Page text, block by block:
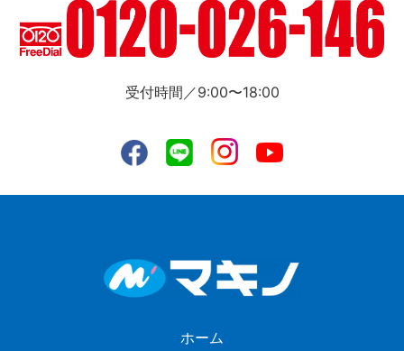
受付時間／9:00〜18:00
ホーム